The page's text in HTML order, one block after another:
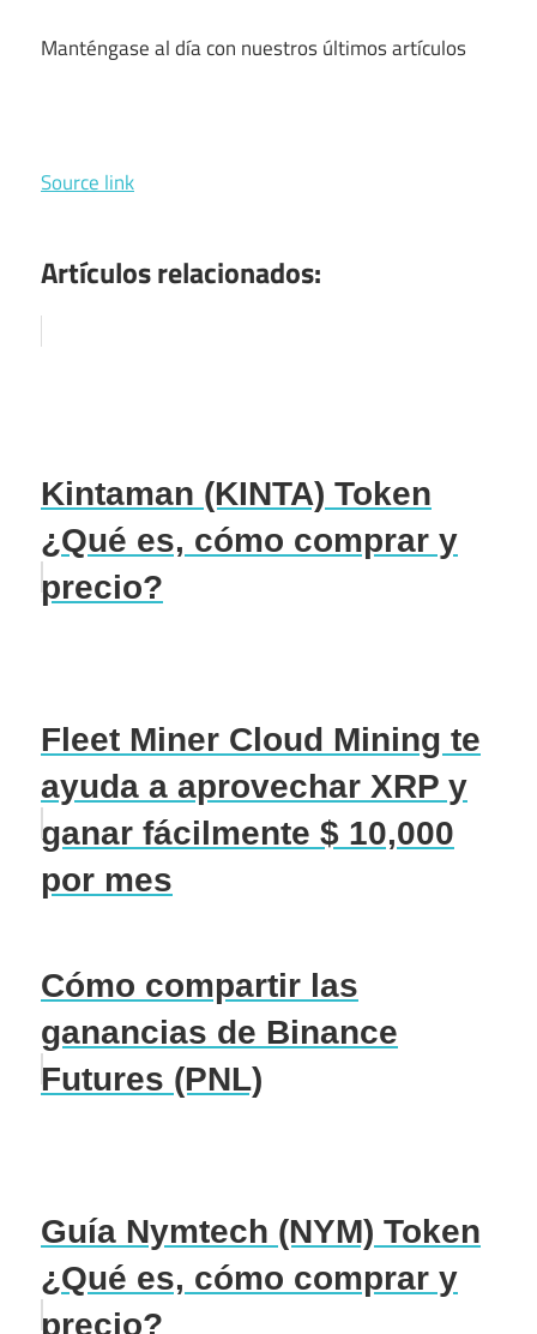
Manténgase al día con nuestros últimos artículos
Source link
Artículos relacionados:
Kintaman (KINTA) Token
¿Qué es, cómo comprar y
precio?
Fleet Miner Cloud Mining te
ayuda a aprovechar XRP y
ganar fácilmente $ 10,000
por mes
Cómo compartir las
ganancias de Binance
Futures (PNL)
Guía Nymtech (NYM) Token
¿Qué es, cómo comprar y
precio?